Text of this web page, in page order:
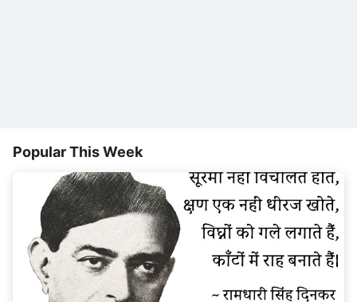
Popular This Week